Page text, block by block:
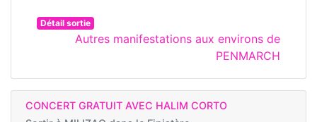
Détail sortie
Autres manifestations aux environs de
PENMARCH
CONCERT GRATUIT AVEC HALIM CORTO